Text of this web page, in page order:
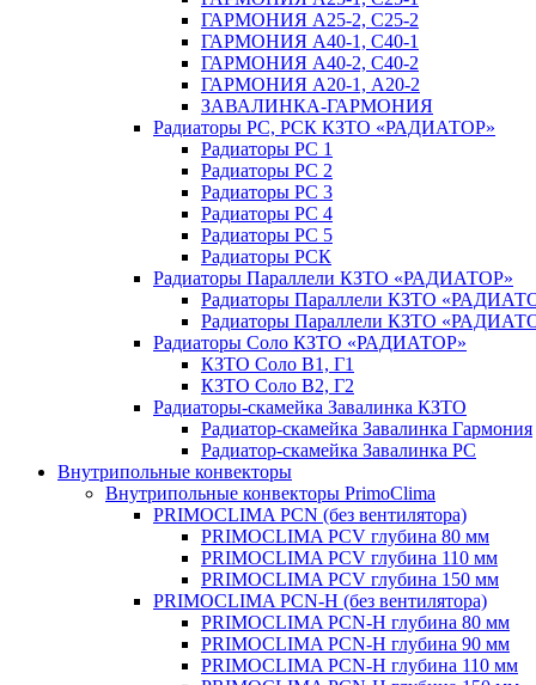
ГАРМОНИЯ А25-2, С25-2
ГАРМОНИЯ А40-1, С40-1
ГАРМОНИЯ А40-2, С40-2
ГАРМОНИЯ А20-1, А20-2
ЗАВАЛИНКА-ГАРМОНИЯ
Радиаторы РС, РСК КЗТО «РАДИАТОР»
Радиаторы РС 1
Радиаторы РС 2
Радиаторы РС 3
Радиаторы РС 4
Радиаторы РС 5
Радиаторы РСК
Радиаторы Параллели КЗТО «РАДИАТОР»
Радиаторы Параллели КЗТО
Радиаторы Параллели КЗТО
Радиаторы Соло КЗТО «РАДИАТОР»
КЗТО Соло В1, Г1
КЗТО Соло В2, Г2
Радиаторы-скамейка Завалинка КЗТО
Радиатор-скамейка Завалинка Гармония
Радиатор-скамейка Завалинка РС
Внутрипольные конвекторы
Внутрипольные конвекторы PrimoClima
PRIMOCLIMA PCN (без вентилятора)
PRIMOCLIMA PCV глубина 80 мм
PRIMOCLIMA PCV глубина 110 мм
PRIMOCLIMA PCV глубина 150 мм
PRIMOCLIMA PCN-H (без вентилятора)
PRIMOCLIMA PCN-H глубина 80 мм
PRIMOCLIMA PCN-H глубина 90 мм
PRIMOCLIMA PCN-H глубина 110 мм